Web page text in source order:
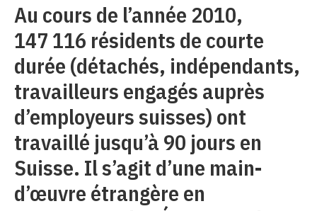
Au cours de l’année 2010,
147 116 résidents de courte
durée (détachés, indépendants,
travailleurs engagés auprès
d’employeurs suisses) ont
travaillé jusqu’à 90 jours en
Suisse. Il s’agit d’une main-
d’œuvre étrangère en